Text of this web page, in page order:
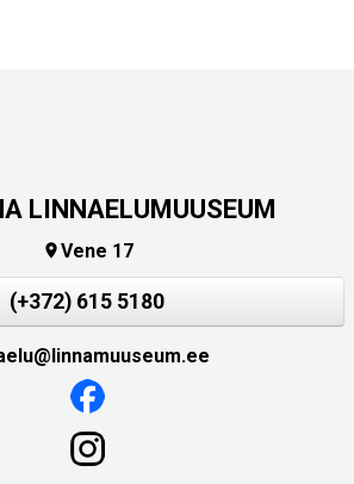
LINNAELUMUUSEUM
Vene 17
(+372) 615 5180